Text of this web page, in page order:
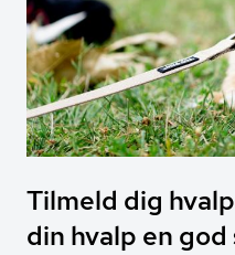
Tilmeld dig
din hvalp en